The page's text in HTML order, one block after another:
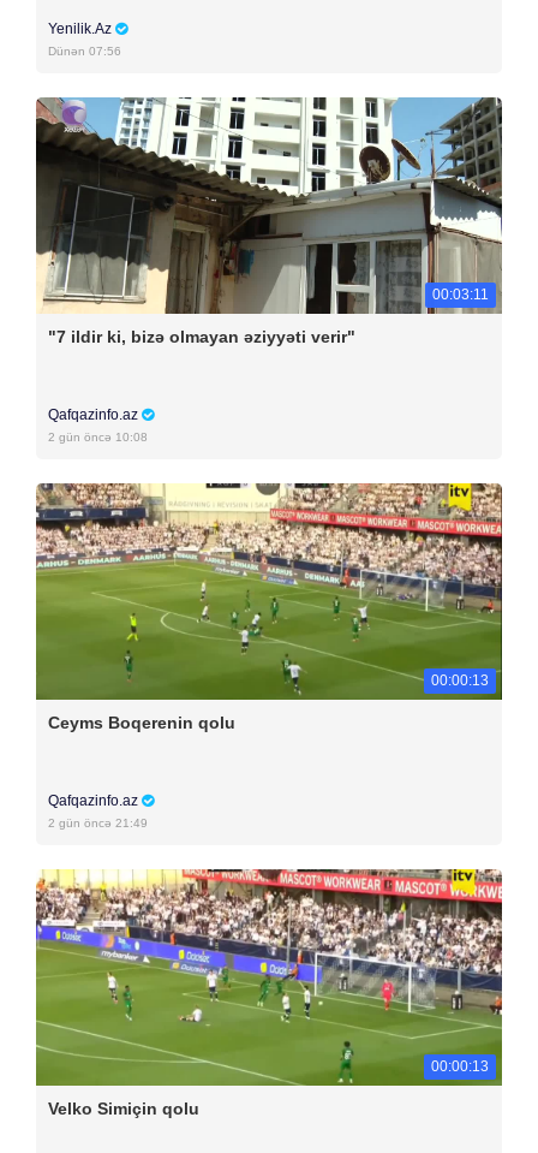
Yenilik.Az
Dünən 07:56
00:03:11
"7 ildir ki, bizə olmayan əziyyəti verir"
Qafqazinfo.az
2 gün öncə 10:08
00:00:13
Ceyms Boqerenin qolu
Qafqazinfo.az
2 gün öncə 21:49
00:00:13
Velko Simiçin qolu